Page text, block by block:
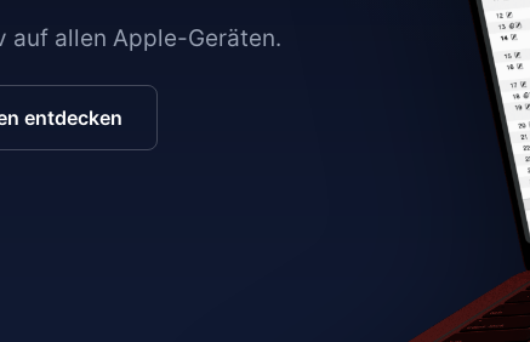
auf allen Apple-Geräten.
entdecken